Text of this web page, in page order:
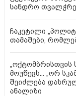
სანდრო
ჩაკეტილი
თამაშები,
„ოქტომბრისთვის
მოუწევს... „ორ
შეიძლება
ანალიზი